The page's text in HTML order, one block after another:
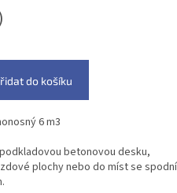
do košíku
6 m3
betonovou desku,
plochy nebo do míst se